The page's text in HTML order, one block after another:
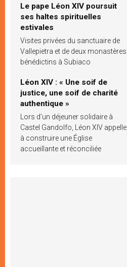
Le pape Léon XIV poursuit
ses haltes spirituelles
estivales
Visites privées du sanctuaire de
Vallepietra et de deux monastères
bénédictins à Subiaco
Léon XIV : « Une soif de
justice, une soif de charité
authentique »
Lors d’un déjeuner solidaire à
Castel Gandolfo, Léon XIV appelle
à construire une Église
accueillante et réconciliée